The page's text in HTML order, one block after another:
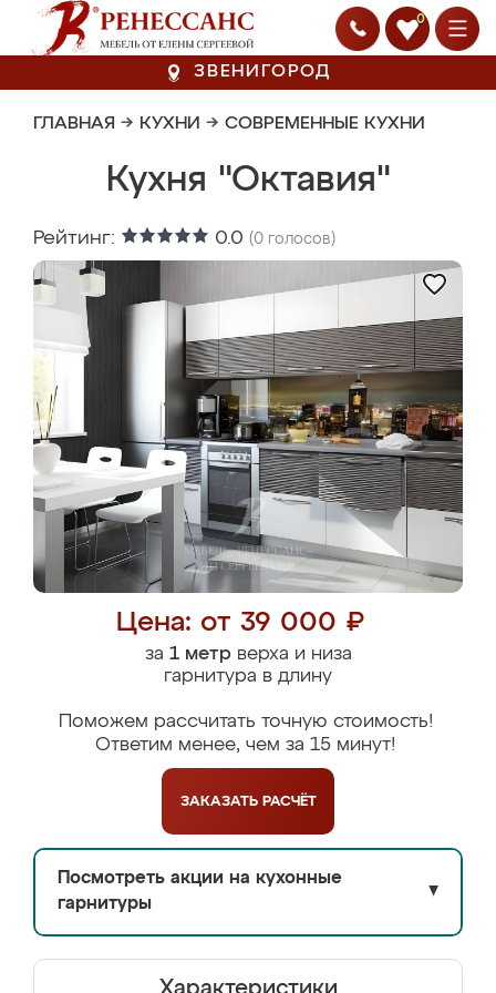
0
ЗВЕНИГОРОД
ГЛАВНАЯ → КУХНИ → СОВРЕМЕННЫЕ КУХНИ
Кухня "Октавия"
Рейтинг: 0.0 (0 голосов)
Цена: от 39 000 ₽
за 1 метрверха и низа
гарнитура в длину
Поможем рассчитать точную стоимость!
Ответим менее, чем за 15 минут!
ЗАКАЗАТЬ РАСЧЁТ
Посмотреть акции на кухонные
гарнитуры
▼
Характеристики